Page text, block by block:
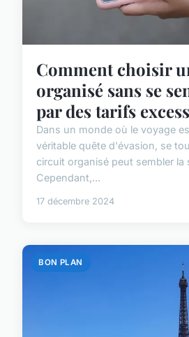
Comment choisir
organisé sans se
par des tarifs
Dans un monde où le voyage
véritable quête d'évasion, se
circuit organisé peut sembler la
Cependant,...
17 décembre 2024
BON PLAN